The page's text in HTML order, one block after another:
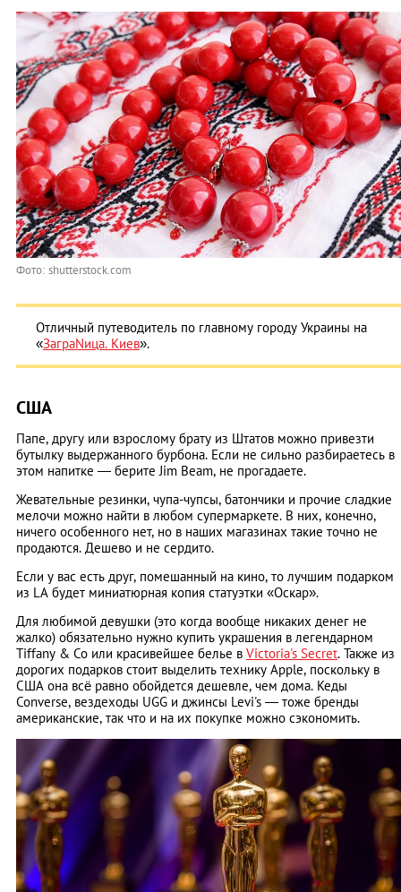
Фото: shutterstock.com
Отличный путеводитель по главному городу Украины на
«ЗаграNица. Киев».
США
Папе, другу или взрослому брату из Штатов можно привезти
бутылку выдержанного бурбона. Если не сильно разбираетесь в
этом напитке — берите Jim Beam, не прогадаете.
Жевательные резинки, чупа-чупсы, батончики и прочие сладкие
мелочи можно найти в любом супермаркете. В них, конечно,
ничего особенного нет, но в наших магазинах такие точно не
продаются. Дешево и не сердито.
Если у вас есть друг, помешанный на кино, то лучшим подарком
из LA будет миниатюрная копия статуэтки «Оскар».
Для любимой девушки (это когда вообще никаких денег не
жалко) обязательно нужно купить украшения в легендарном
Tiffany & Co или красивейшее белье в Victoria's Secret. Также из
дорогих подарков стоит выделить технику Apple, поскольку в
США она всё равно обойдется дешевле, чем дома. Кеды
Converse, вездеходы UGG и джинсы Levi's — тоже бренды
американские, так что и на их покупке можно сэкономить.